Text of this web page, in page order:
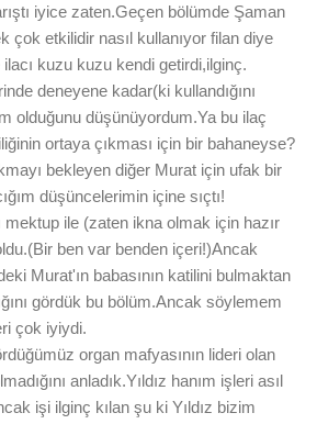
iyice zaten.Geçen bölümde Şaman
çok etkilidir nasıl kullanıyor filan diye
kuzu kuzu kendi getirdi,ilginç.
deneyene kadar(ki kullandığını
olduğunu düşünüyordum.Ya bu ilaç
ortaya çıkması için bir bahaneyse?
bekleyen diğer Murat için ufak bir
düşüncelerimin içine sıçtı!
mektup ile (zaten ikna olmak için hazır
ben var benden içeri!)Ancak
Murat'ın babasının katilini bulmaktan
gördük bu bölüm.Ancak söylemem
çok iyiydi.
organ mafyasının lideri olan
anladık.Yıldız hanım işleri asıl
işi ilginç kılan şu ki Yıldız bizim